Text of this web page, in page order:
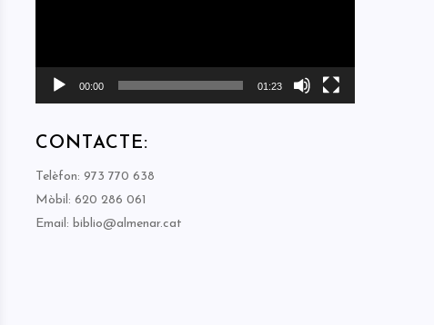
00:00 01:23
CONTACTE:
Telèfon: 973 770 638
Mòbil: 620 286 061
Email: biblio@almenar.cat